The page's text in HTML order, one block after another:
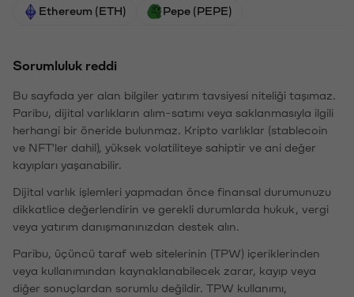
Ethereum (ETH) Pepe (PEPE)
Sorumluluk reddi
Bu sayfada yer alan bilgiler yatırım tavsiyesi niteliği taşımaz.
Paribu, dijital varlıkların alım-satımı veya saklanmasıyla ilgili
herhangi bir öneride bulunmaz. Kripto varlıklar (stablecoin
ve NFT'ler dahil), yüksek volatiliteye sahiptir ve ani değer
kayıpları yaşanabilir.
Dijital varlık işlemleri yapmadan önce finansal durumunuzu
dikkatlice değerlendirin ve gerekli durumlarda hukuk, vergi
veya yatırım danışmanınızdan destek alın.
Paribu, üçüncü taraf web sitelerinin (TPW) içeriklerinden
veya kullanımından kaynaklanabilecek zarar, kayıp veya
diğer sonuçlardan sorumlu değildir. TPW kullanımı,